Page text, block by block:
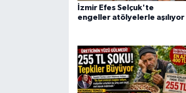
İzmir Efes Selçuk'te
engeller atölyelerle aşılıyor